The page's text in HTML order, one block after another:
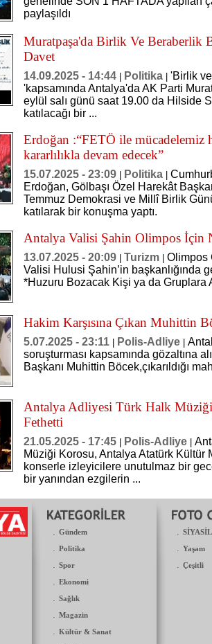
paylaşıldı
Muratpaşa'da Birlik Ve Beraberlik
Davet
14.09.2025 - 14:44 Politika
'Birlik
'kapsamında Antalya'da AK Parti
eylül salı günü saat 19.00 da Hilside
katılacağı bir ...
Erdoğan :“FETÖ ile mücadelemiz
kararlılıkla devam edecek”
15.07.2025 - 23:09 Politika
Erdoğan, Gölbaşı Özel Harekât
Temmuz Demokrasi ve Millî Birlik
katılarak bir konuşma yaptı.
Antalya Valisi Şahin Olimpos İçin
13.07.2025 - 20:09 Turizm
Olimpos
Valisi Hulusi Şahin’in başkanlığında
*Huzuru Bozacak Kişi ya da Gruplara
Hakim Karşısına Çıkan Muhittin
5.07.2025 - 23:11 Polis-Adliye
soruşturması kapsamında gözaltına
Başkanı Muhittin Böcek,çıkarıldığı
Antalya Adliyesi Türk Halk
Fethetti
21.05.2025 - 17:45 Polis-Adliye
Müziği Korosu, Antalya Atatürk Kültür
konserle izleyicilere unutulmaz bir
bir yanından ezgilerin ...
. Gündem
. Politika
. Spor
. Ekonomi
. Sağlık
. Magazin
. Kültür & Sanat
.
. Yaşam
. Çeşitli